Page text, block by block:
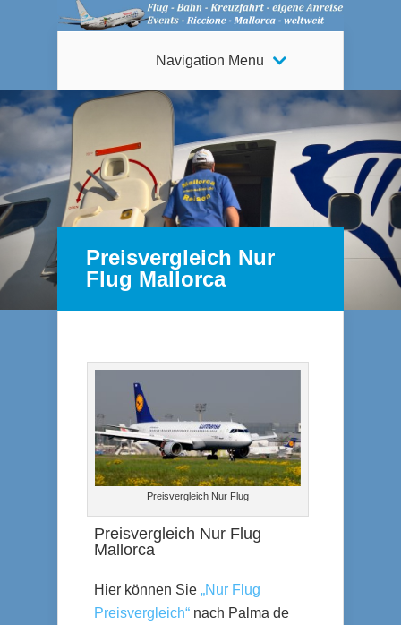
Navigation Menu
Preisvergleich Nur
Flug Mallorca
Preisvergleich Nur Flug
Preisvergleich Nur Flug
Mallorca
Hier können Sie „Nur Flug
Preisvergleich“ nach Palma de